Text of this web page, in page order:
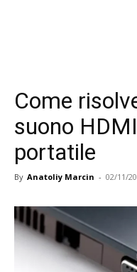
Come
suono
portatile
By Anatoliy Marcin - 02/11/